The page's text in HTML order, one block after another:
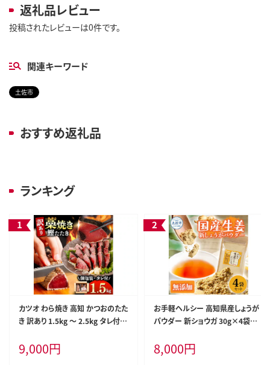
返礼品レビュー
投稿されたレビューは0件です。
関連キーワード
土佐市
おすすめ返礼品
ランキング
カツオ わら焼き 高知 かつおのたた
き 訳あり 1.5kg ～ 2.5kg タレ付き
き 藁焼き 訳アリ 鰹タタキ 鰹たたき
不揃い 規格外 鰹 刺身 刺し身 さし
9,000円
お手軽ヘルシー 高知県産しょうが
パウダー 新ショウガ 30g×4袋セッ
ョウガ 粉末しょうが 野菜パウダー
料理 お菓子づくり【カトレア】 [BQB
8,000円